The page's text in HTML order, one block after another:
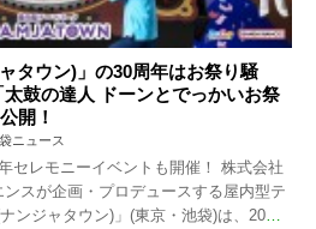
タウン)」の30周年はお祭り騒
鼓の達人 ドーンとでっかいお祭
開！
ニュース
セレモニーイベントも開催！ 株式会社
スが企画・プロデュースする屋内型テ
ンジャタウン)」(東京・池袋)は、20